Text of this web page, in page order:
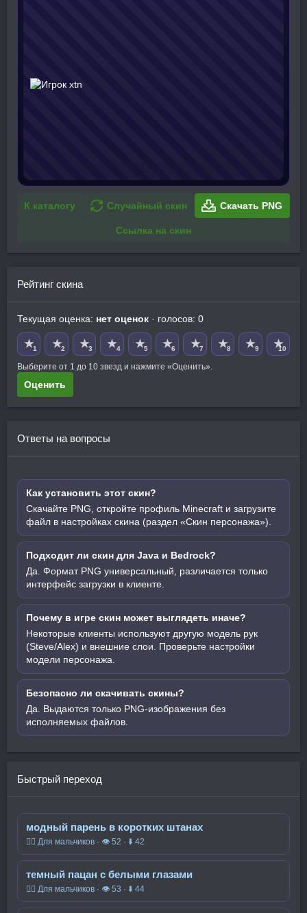
К каталогу Случайный скин Скачать PNG
Ссылка на скин
Рейтинг скина
Текущая оценка: нет оценок · голосов: 0
★1 ★2 ★3 ★4 ★5 ★6 ★7 ★8 ★9 ★10
Выберите от 1 до 10 звезд и нажмите «Оценить».
Оценить
Ответы на вопросы
Как установить этот скин?
Скачайте PNG, откройте профиль Minecraft и загрузите
файл в настройках скина (раздел «Скин персонажа»).
Подходит ли скин для Java и Bedrock?
Да. Формат PNG универсальный, различается только
интерфейс загрузки в клиенте.
Почему в игре скин может выглядеть иначе?
Некоторые клиенты используют другую модель рук
(Steve/Alex) и внешние слои. Проверьте настройки
модели персонажа.
Безопасно ли скачивать скины?
Да. Выдаются только PNG-изображения без
исполняемых файлов.
Быстрый переход
модный парень в коротких штанах
🧍‍♂️ Для мальчиков · 👁 52 · ⬇ 42
темный пацан с белыми глазами
🧍‍♂️ Для мальчиков · 👁 53 · ⬇ 44